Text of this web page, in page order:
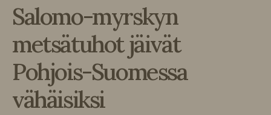
Salomo-myrskyn
metsätuhot jäivät
Pohjois-Suomessa
vähäisiksi